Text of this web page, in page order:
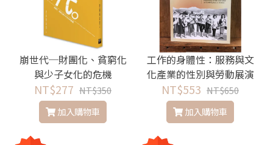
崩世代─財團化、貧窮化
與少子女化的危機
NT$277 NT$350
加入購物車
工作的身體性：服務與文
化產業的性別與勞動展演
NT$553 NT$650
加入購物車